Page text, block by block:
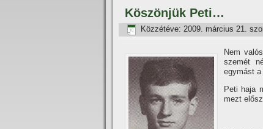
Köszönjük Peti…
Közzétéve: 2009. március 21.
Nem
szemét
egymást
Peti haja
mezt